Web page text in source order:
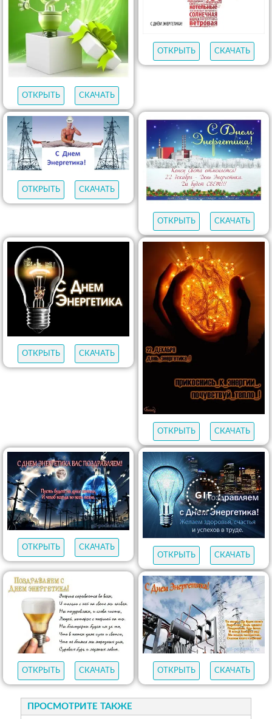
ОТКРЫТЬ СКАЧАТЬ
ОТКРЫТЬ СКАЧАТЬ
ОТКРЫТЬ СКАЧАТЬ
ОТКРЫТЬ СКАЧАТЬ
ОТКРЫТЬ СКАЧАТЬ
ОТКРЫТЬ СКАЧАТЬ
ОТКРЫТЬ
СКАЧАТЬ
ОТКРЫТЬ
СКАЧАТЬ
ОТКРЫТЬ СКАЧАТЬ ОТКРЫТЬ СКАЧАТЬ
ПРОСМОТРИТЕ ТАКЖЕ